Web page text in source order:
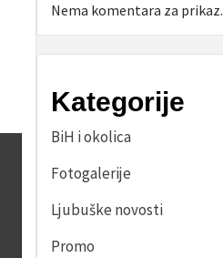
Nema komentara za prikaz.
Kategorije
BiH i okolica
Fotogalerije
Ljubuške novosti
Promo